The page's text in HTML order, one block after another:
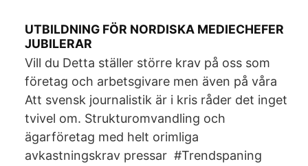
UTBILDNING FÖR NORDISKA MEDIECHEFER
JUBILERAR
Vill du Detta ställer större krav på oss som
företag och arbetsgivare men även på våra
Att svensk journalistik är i kris råder det inget
tvivel om. Strukturomvandling och
ägarföretag med helt orimliga
avkastningskrav pressar #Trendspaning